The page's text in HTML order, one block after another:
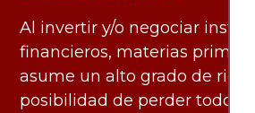
Al invertir y/o negociar
financieros, materias primas
asume un alto grado de
posibilidad de perder todo el